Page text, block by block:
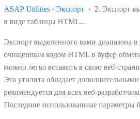
ASAP Utilities › Экспорт › 2. Экспорт
в виде таблицы HTML...
Экспорт выделенного вами диапазона
очищенным кодом HTML в буфер
можно легко вставить в свою веб-
Эта утилита обладает
рекомендуется для всех веб-
Последние использованные параметры